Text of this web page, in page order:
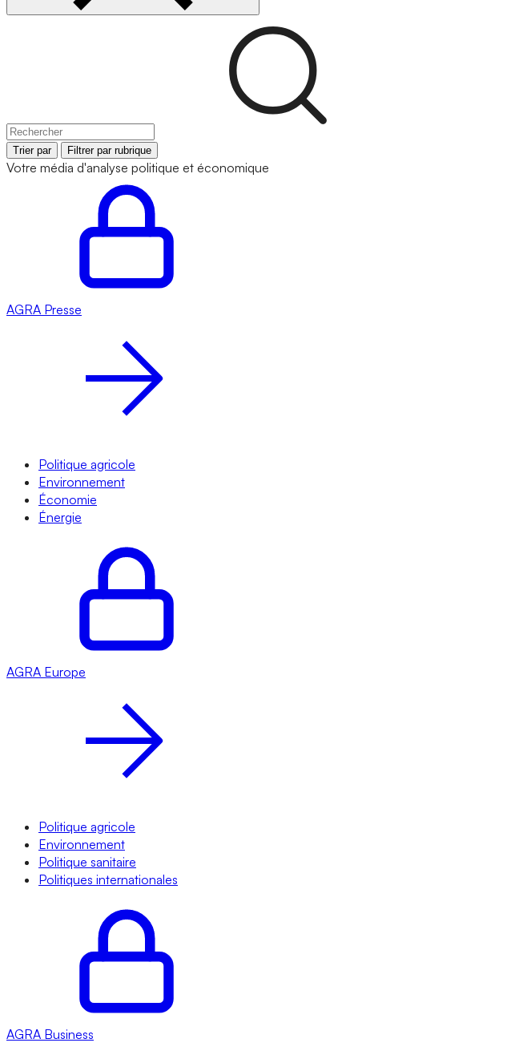
Trier par Filtrer par rubrique
Votre média d'analyse politique et économique
AGRA Presse
Politique agricole
Environnement
Économie
Énergie
AGRA Europe
Politique agricole
Environnement
Politique sanitaire
Politiques internationales
AGRA Business